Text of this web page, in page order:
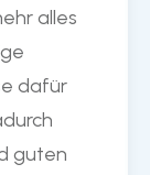
alles
dafür
guten